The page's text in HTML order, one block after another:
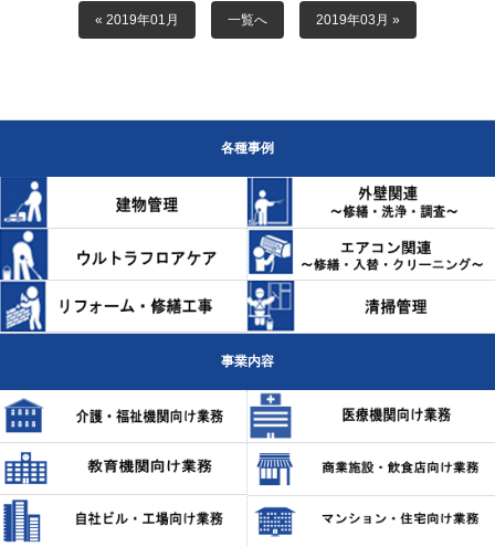
« 2019年01月 一覧へ 2019年03月 »
各種事例
事業内容